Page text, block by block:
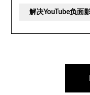
解决YouTube负面